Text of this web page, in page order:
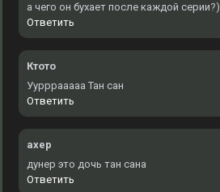
а чего он бухает после каждой серии?)
Ответить
Ктото
Уурррааааа Тан сан
Ответить
ахер
дунер это дочь тан сана
Ответить